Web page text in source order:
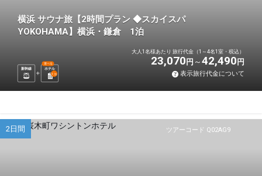
横浜 サウナ旅【2時間プラン ◆スカイスパ
YOKOHAMA】横浜・鎌倉 1泊
新幹線 ホテル
選べる
1 泊
大人1名様あたり 旅行代金（1～4名1室・税込）
23,070 円 42,490 円
表示旅行代金について
ツアーコード Q02AG9
2日間